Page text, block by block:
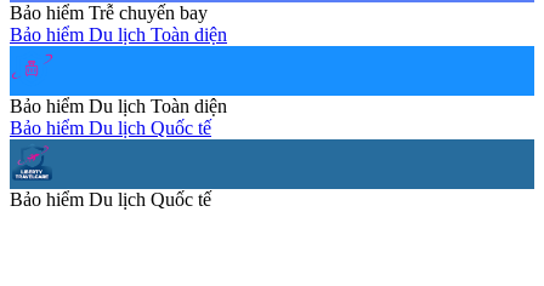
Bảo hiểm Trễ chuyến bay
Bảo hiểm Du lịch Toàn diện
Bảo hiểm Du lịch Toàn diện
Bảo hiểm Du lịch Quốc tế
Bảo hiểm Du lịch Quốc tế